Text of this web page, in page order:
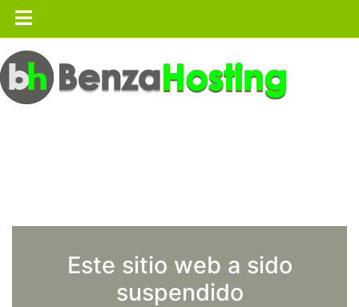
Este sitio web a sido
suspendido